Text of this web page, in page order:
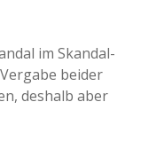
im Skandal-
beider
deshalb aber